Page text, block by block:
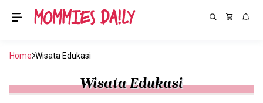
Home Wisata Edukasi
Wisata Edukasi